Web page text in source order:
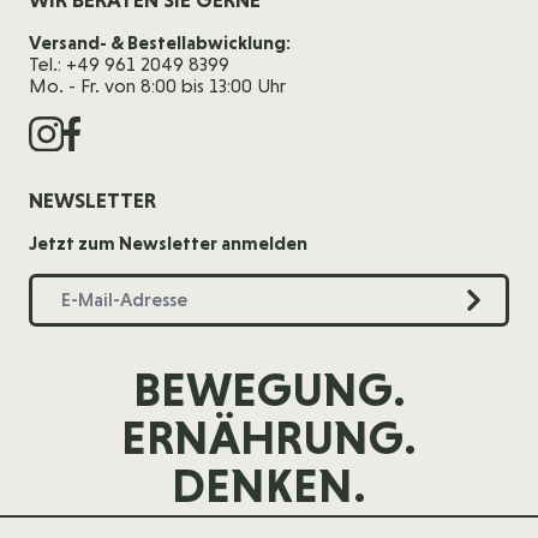
BEWEGUNG.
ERNÄHRUNG.
DENKEN.
Versand- & Bestellabwicklung:
Tel.: +49 961 2049 8399
Mo. - Fr. von 8:00 bis 13:00 Uhr
NEWSLETTER
Jetzt zum Newsletter anmelden